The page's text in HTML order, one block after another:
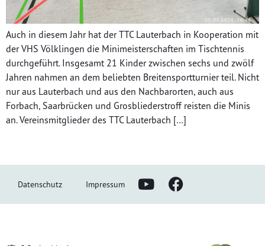
Auch in diesem Jahr hat der TTC Lauterbach in Kooperation mit
der VHS Völklingen die Minimeisterschaften im Tischtennis
durchgeführt. Insgesamt 21 Kinder zwischen sechs und zwölf
Jahren nahmen an dem beliebten Breitensportturnier teil. Nicht
nur aus Lauterbach und aus den Nachbarorten, auch aus
Forbach, Saarbrücken und Grosbliederstroff reisten die Minis
an. Vereinsmitglieder des TTC Lauterbach […]
Datenschutz Impressum